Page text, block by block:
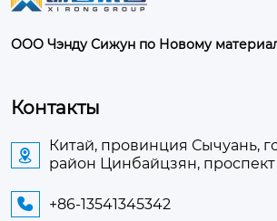
ООО Чэнду Сижун по Новому
Контакты

Китай, провинция Сычуань,
район Цинбайцзян, проспект
 +86-13541345342